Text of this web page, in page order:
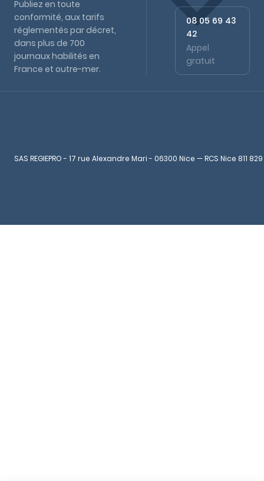
Publiez en toute
conformité, aux tarifs
réglementés par décret,
dans plus de 700
journaux habilités en
France et outre-mer.
08 05 69 43
42
Appel
gratuit
SAS REGIEPRO - 17 rue Alexandre Mari - 06300 Nice — RCS Nice 811